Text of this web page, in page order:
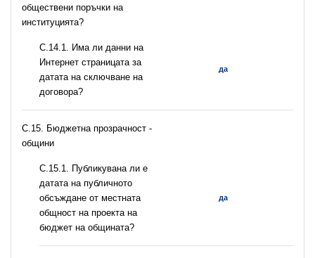
обществени поръчки на
институцията?
С.14.1. Има ли данни на
Интернет страницата за
датата на сключване на
договора?
да
C.15. Бюджетна прозрачност -
общини
С.15.1. Публикувана ли е
датата на публичното
обсъждане от местната
общност на проекта на
бюджет на общината?
да